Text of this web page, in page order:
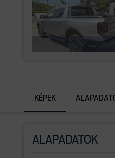
KÉPEK
ALAPADATOK